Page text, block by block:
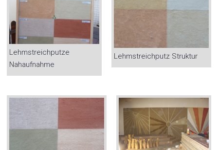
Lehmstreichputze
Nahaufnahme
Lehmstreichputz Struktur